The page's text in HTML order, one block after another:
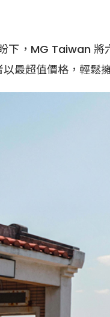
下，MG Taiwan 將
最超值價格，輕鬆